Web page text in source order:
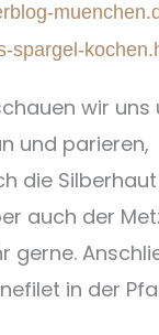
spargel-
wir uns
und parieren,
die
auch der
gerne.
in der